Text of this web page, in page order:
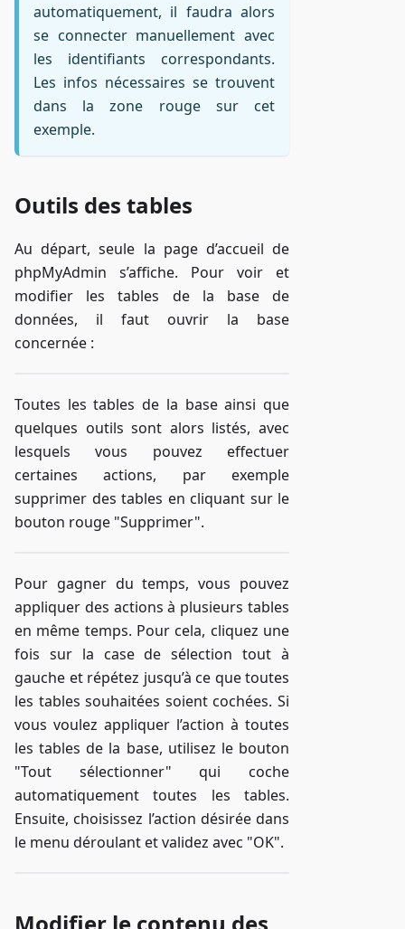
automatiquement, il faudra alors
se connecter manuellement avec
les identifiants correspondants.
Les infos nécessaires se trouvent
dans la zone rouge sur cet
exemple.
Outils des tables
Au départ, seule la page d’accueil de
phpMyAdmin s’affiche. Pour voir et
modifier les tables de la base de
données, il faut ouvrir la base
concernée :
Toutes les tables de la base ainsi que
quelques outils sont alors listés, avec
lesquels vous pouvez effectuer
certaines actions, par exemple
supprimer des tables en cliquant sur le
bouton rouge "Supprimer".
Pour gagner du temps, vous pouvez
appliquer des actions à plusieurs tables
en même temps. Pour cela, cliquez une
fois sur la case de sélection tout à
gauche et répétez jusqu’à ce que toutes
les tables souhaitées soient cochées. Si
vous voulez appliquer l’action à toutes
les tables de la base, utilisez le bouton
"Tout sélectionner" qui coche
automatiquement toutes les tables.
Ensuite, choisissez l’action désirée dans
le menu déroulant et validez avec "OK".